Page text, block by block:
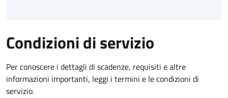
Condizioni di servizio
Per conoscere i dettagli di scadenze, requisiti e altre
informazioni importanti, leggi i termini e le condizioni di
servizio.